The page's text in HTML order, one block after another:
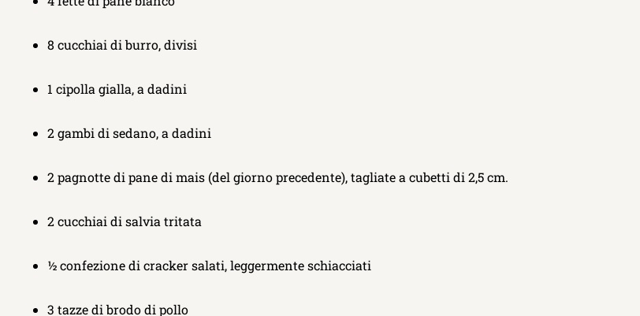
8 cucchiai di burro, divisi
1 cipolla gialla, a dadini
2 gambi di sedano, a dadini
2 pagnotte di pane di mais (del giorno precedente), tagliate a cubetti di 2,5 cm.
2 cucchiai di salvia tritata
½ confezione di cracker salati, leggermente schiacciati
3 tazze di brodo di pollo